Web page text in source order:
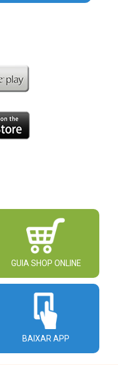
GUIA SHOP ONLINE
BAIXAR APP